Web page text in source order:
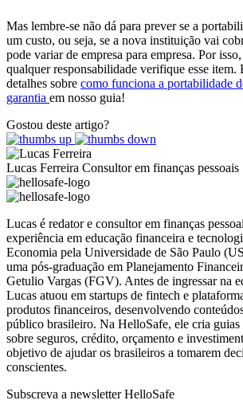
Mas lembre-se não dá para prever se a
um custo, ou seja, se a nova instituição vai
pode variar de empresa para empresa. Por
qualquer responsabilidade verifique esse item.
detalhes sobre como funciona a portabilidade
garantia em nosso guia!
Gostou deste artigo?
Lucas Ferreira Consultor em finanças pessoais
Lucas é redator e consultor em finanças
experiência em educação financeira e
Economia pela Universidade de São Paulo
uma pós-graduação em Planejamento
Getulio Vargas (FGV). Antes de ingressar na
Lucas atuou em startups de fintech e
produtos financeiros, desenvolvendo
público brasileiro. Na HelloSafe, ele cria guias
sobre seguros, crédito, orçamento e
objetivo de ajudar os brasileiros a tomarem
conscientes.
Subscreva a newsletter HelloSafe